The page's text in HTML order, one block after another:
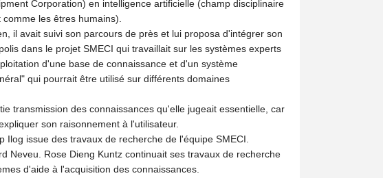
Corporation) en intelligence artificielle (champ disciplinaire
les êtres humains).
il avait suivi son parcours de près et lui proposa d'intégrer son
dans le projet SMECI qui travaillait sur les systèmes experts
d'une base de connaissance et d'un système
qui pourrait être utilisé sur différents domaines
transmission des connaissances qu'elle jugeait essentielle, car
son raisonnement à l'utilisateur.
issue des travaux de recherche de l'équipe SMECI.
Neveu. Rose Dieng Kuntz continuait ses travaux de recherche
d'aide à l'acquisition des connaissances.